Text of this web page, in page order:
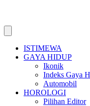
ISTIMEWA
GAYA HIDUP
Ikonik
Indeks Gaya
Automobil
HOROLOGI
Pilihan Editor